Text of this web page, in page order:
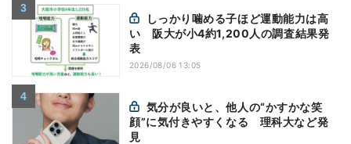
い 阪大が小4約1,200人の調査結果発
表
2026/08/06 13:05
顔”に気付きやすくなる 理科大など発
見